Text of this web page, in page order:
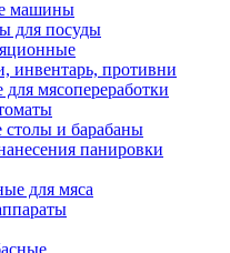
машины
для посуды
инвентарь, противни
мясопереработки
и барабаны
панировки
для мяса